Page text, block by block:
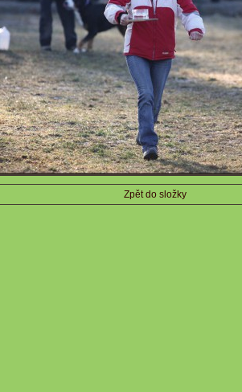
Zpět do složky